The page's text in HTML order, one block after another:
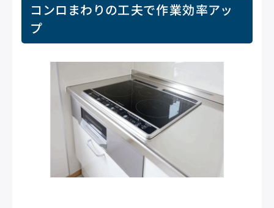
コンロまわりの工夫で作業効率アッ
プ